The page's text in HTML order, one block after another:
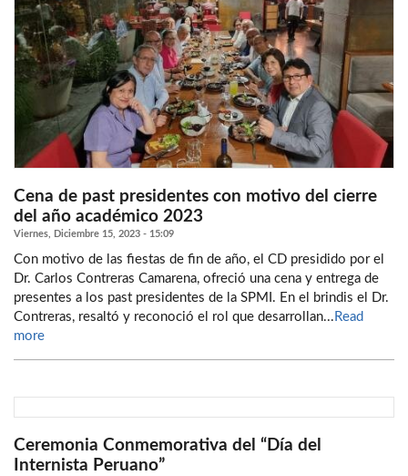
Cena de past presidentes con motivo del cierre
del año académico 2023
Viernes, Diciembre 15, 2023 - 15:09
Con motivo de las fiestas de fin de año, el CD presidido por el
Dr. Carlos Contreras Camarena, ofreció una cena y entrega de
presentes a los past presidentes de la SPMI. En el brindis el Dr.
Contreras, resaltó y reconoció el rol que desarrollan... Read
more
Ceremonia Conmemorativa del “Día del
Internista Peruano”